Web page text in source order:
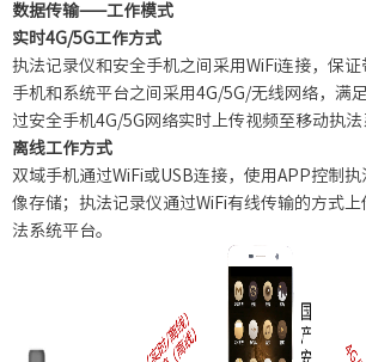
数据传输——工作模式
实时4G/5G工作方式
执法记录仪和安全手机之间采用WiFi连接，保
手机和系统平台之间采用4G/5G/无线网络，满
过安全手机4G/5G网络实时上传视频至移动执法
离线工作方式
双域手机通过WiFi或USB连接，使用APP控制
像存储；执法记录仪通过WiFi有线传输的方式
法系统平台。